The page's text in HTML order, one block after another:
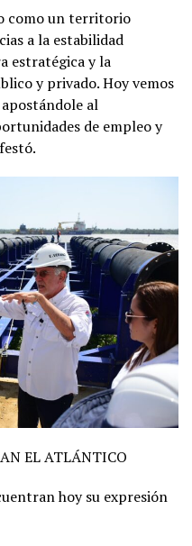
como un territorio
a la estabilidad
estratégica y la
y privado. Hoy vemos
al
de empleo y
EL ATLÁNTICO
hoy su expresión